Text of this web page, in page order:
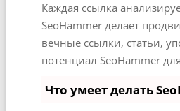
Каждая ссылка
SeoHammer делает
вечные ссылки, статьи,
потенциал SeoHammer
Что умеет делать